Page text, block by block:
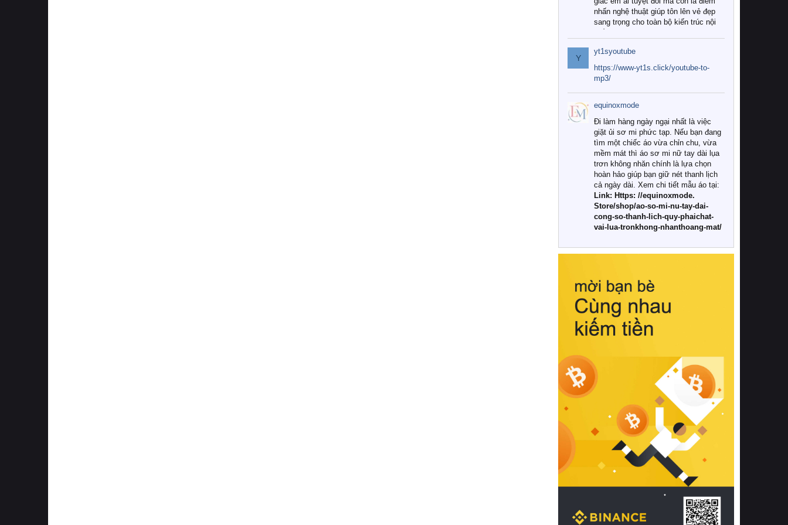
nhấn nghệ thuật giúp tôn lên vẻ đẹp
sang trọng cho toàn bộ kiến trúc nội
Tuy nhiên, giữa thị trường đa dạng
với vô vàn thương hiệu và mẫu mã
như hiện nay, làm thế nào để chọn
được những bộ chăn ga gối đệm cao
cấp thực sự chất lượng, phù hợp với
khí hậu và nhu cầu sử dụng của gia
đình? Hãy cùng chúng tôi đi tìm lời
giải đáp chi tiết qua bài viết dưới đây.
1. Tại sao các gia đình hiện đại lại ưa
chuộng chăn ga gối đệm cao cấp?
Khác với các dòng sản phẩm thông
thường, những bộ chăn ga gối đệm
cao cấp trải qua quy trình sản xuất
nghiêm ngặt từ khâu chọn lọc nguyên
liệu tự nhiên đến công nghệ dệt
nhuộm hiện đại không chứa hóa chất
này, bạn sẽ cảm nhận rõ rệt sự khác
hồi chuẩn xác của phần đệm nâng đỡ
cột sống.
Bên cạnh đó, việc lựa chọn các dòng
sản phẩm đạt chuẩn chất lượng quốc
tế còn giúp ngăn ngừa tình trạng kích
khuẩn và nấm mốc trong điều kiện
thời tiết nóng ẩm. Bạn có thể tìm hiểu
thêm các nghiên cứu khoa học về tác
động của giấc ngủ và môi trường
phòng ngủ đối với sức khỏe con
người tại Sleep Foundation (External
Link) để có cái nhìn toàn diện hơn.
2. Các tiêu chí vàng khi lựa chọn
chăn ga gối đệm cao cấp cho phòng
ngủ
Để sở hữu một bộ chăn ga gối đệm
cao cấp hoàn hảo cả về thẩm mỹ lẫn
công năng, người tiêu dùng cần cân
nhắc kỹ lưỡng các tiêu chí quan trọng
Y
yt1syoutube
https://www-yt1s.click/youtube-to-
mp3/
equinoxmode
Đi làm hàng ngày ngại nhất là việc
giặt ủi sơ mi phức tạp. Nếu bạn đang
tìm một chiếc áo vừa chỉn chu, vừa
mềm mát thì áo sơ mi nữ tay dài lụa
trơn không nhăn chính là lựa chọn
hoàn hảo giúp bạn giữ nét thanh lịch
cả ngày dài. Xem chi tiết mẫu áo tại:
Link: Https: //equinoxmode.
Store/shop/ao-so-mi-nu-tay-dai-
cong-so-thanh-lich-quy-phaichat-
vai-lua-tronkhong-nhanthoang-mat/